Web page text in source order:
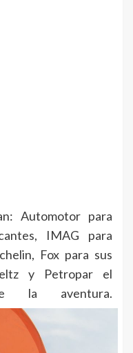
Automotor para
IMAG para
Fox para sus
y Petropar el
la aventura.